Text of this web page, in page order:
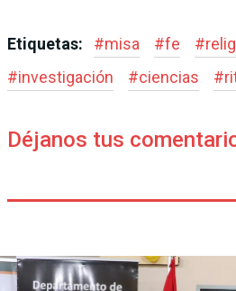
Etiquetas: #misa #fe #
#investigación #ciencias #
Déjanos tus